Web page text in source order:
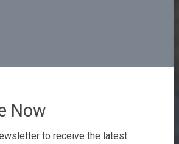
Now
to receive the latest